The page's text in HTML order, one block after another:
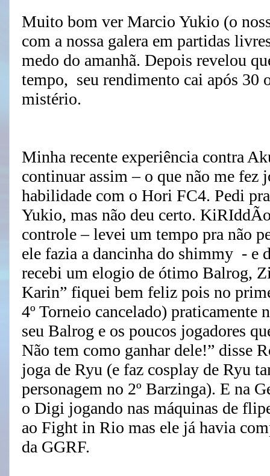
Muito bom ver Marcio Yukio (o
com a nossa galera em partidas
medo do amanhã. Depois revelou
tempo, seu rendimento cai após 30
mistério.
Minha recente experiência contra
continuar assim – o que não me fez
habilidade com o Hori FC4. Pedi
Yukio, mas não deu certo.
controle – levei um tempo pra não
ele fazia a dancinha do shimmy - e
recebi um elogio de ótimo Balrog,
Karin” fiquei bem feliz pois no
4º Torneio cancelado) praticamente
seu Balrog e os poucos jogadores
Não tem como ganhar dele!” disse
joga de Ryu (e faz cosplay de Ryu
personagem no 2º Barzinga). E na
o Digi jogando nas máquinas de
ao Fight in Rio mas ele já havia
da GGRF.